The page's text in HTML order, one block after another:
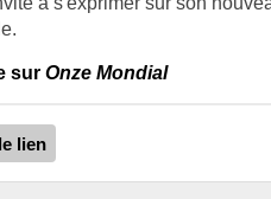
sur Onze Mondial
lien